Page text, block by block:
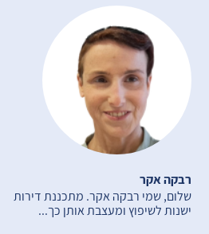
רבקה אקר
שלום, שמי רבקה אקר. מתכננת דירות
ישנות לשיפוץ ומעצבת אותן כך...